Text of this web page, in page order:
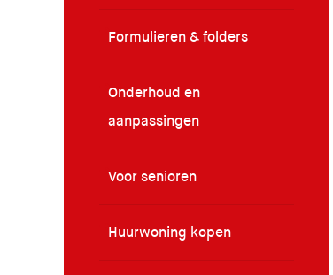
Formulieren & folders
Onderhoud en
aanpassingen
Voor senioren
Huurwoning kopen